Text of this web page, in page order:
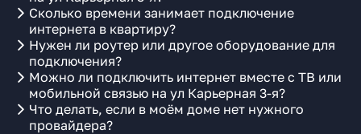
Сколько времени занимает подключение
интернета в квартиру?
Нужен ли роутер или другое оборудование для
подключения?
Можно ли подключить интернет вместе с ТВ или
мобильной связью на ул Карьерная 3-я?
Что делать, если в моём доме нет нужного
провайдера?